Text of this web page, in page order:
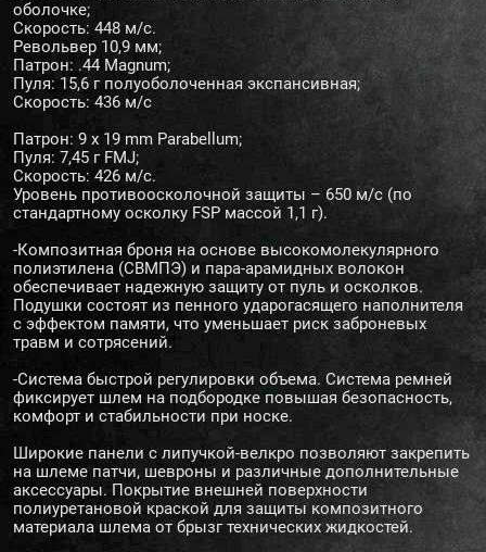
оболочке;
Скорость: 448 м/с.
Револьвер 10,9 мм;
Патрон: .44 Magnum;
Пуля: 15,6 г полуоболоченная экспансивная;
Скорость: 436 м/с
Патрон: 9 x 19 mm Parabellum;
Пуля: 7,45 г FMJ;
Скорость: 426 м/с.
Уровень противоосколочной защиты – 650 м/c (по
стандартному осколку FSP массой 1,1 г).
-Композитная броня на основе высокомолекулярного
полиэтилена (СВМПЭ) и пара-арамидных волокон
обеспечивает надежную защиту от пуль и осколков.
Подушки состоят из пенного ударогасящего наполнителя
с эффектом памяти, что уменьшает риск заброневых
травм и сотрясений.
-Система быстрой регулировки объема. Система ремней
фиксирует шлем на подбородке повышая безопасность,
комфорт и стабильности при носке.
Широкие панели с липучкой-велкро позволяют закрепить
на шлеме патчи, шевроны и различные дополнительные
аксессуары. Покрытие внешней поверхности
полиуретановой краской для защиты композитного
материала шлема от брызг технических жидкостей.